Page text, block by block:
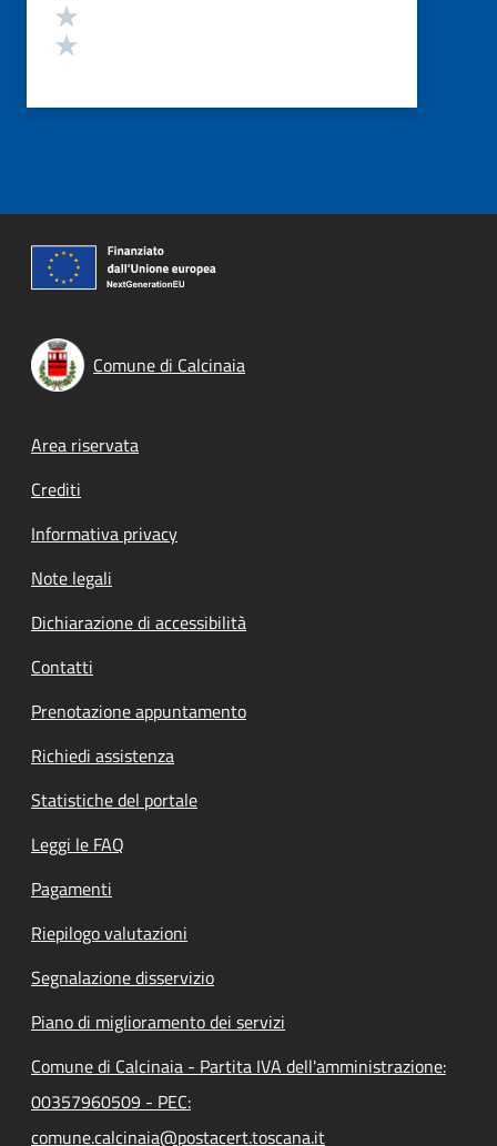
Comune di Calcinaia
Footer menu
Area riservata
Crediti
Informativa privacy
Note legali
Dichiarazione di accessibilità
Contatti
Prenotazione appuntamento
Richiedi assistenza
Statistiche del portale
Leggi le FAQ
Pagamenti
Riepilogo valutazioni
Segnalazione disservizio
Piano di miglioramento dei servizi
Comune di Calcinaia - Partita IVA dell'amministrazione:
00357960509 - PEC:
comune.calcinaia@postacert.toscana.it